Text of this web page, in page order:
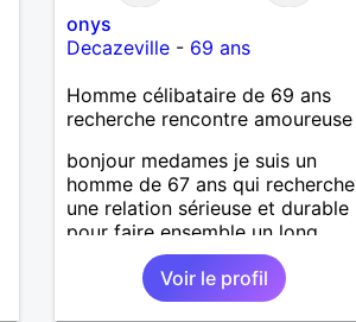
onys
Decazeville - 69 ans
Homme célibataire de 69 ans
recherche rencontre amoureuse
bonjour medames je suis un
homme de 67 ans qui recherche
une relation sérieuse et durable
pour faire ensemble un long
chemin avec tout le bonheur de
l'amour qu'on saura se donner.
Voir le profil